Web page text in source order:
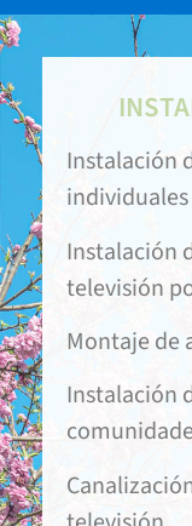
Instalación
Instalación
televisión
Montaje de
Instalación